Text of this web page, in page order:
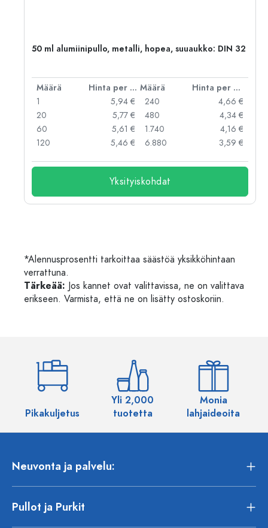
50 ml alumiinipullo, metalli, hopea, suuaukko: DIN 32
Määrä Hinta per kpl Määrä
Hinta per kpl
1
5,94 €
20
5,77 €
60
5,61 €
120
5,46 €
240
4,66 €
480
4,34 €
1.740
4,16 €
6.880
3,59 €
Yksityiskohdat
*Alennusprosentti tarkoittaa säästöä yksikköhintaan
verrattuna.
Tärkeää: Jos kannet ovat valittavissa, ne on valittava
erikseen. Varmista, että ne on lisätty ostoskoriin.
Pikakuljetus
Yli 2,000
tuotetta
Monia
lahjaideoita
Neuvonta ja palvelu:
Pullot ja Purkit